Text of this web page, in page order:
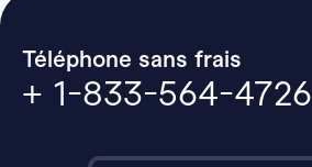
Téléphone sans frais
+ 1-833-564-4726